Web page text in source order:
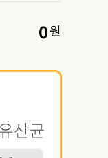
0원